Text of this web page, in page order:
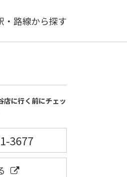
・路線から探す
店に行く前にチェッ
3677